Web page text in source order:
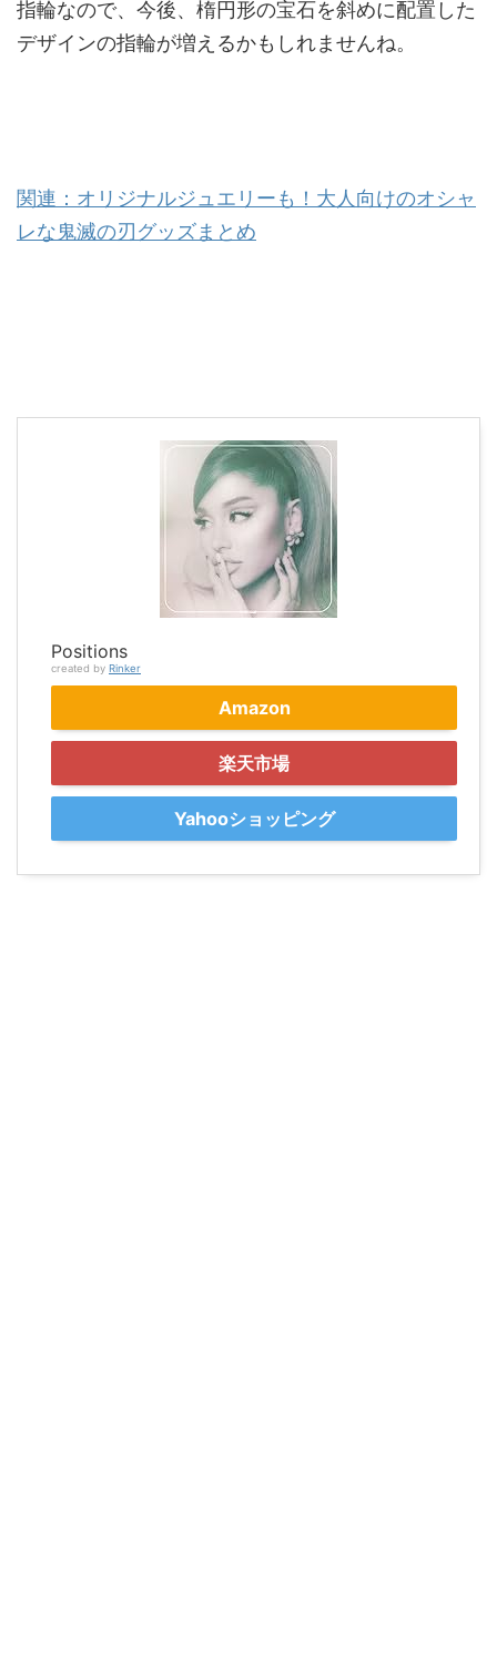
指輪なので、今後、楕円形の宝石を斜めに配置した
デザインの指輪が増えるかもしれませんね。
関連：オリジナルジュエリーも！大人向けのオシャ
レな鬼滅の刃グッズまとめ
Positions
created by Rinker
Amazon
楽天市場
Yahooショッピング